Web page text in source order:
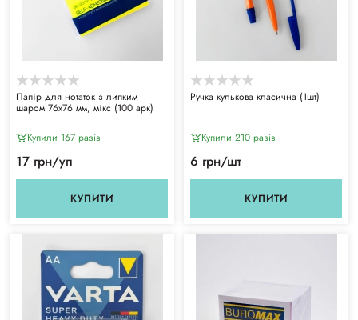
Папір для нотаток з липким
шаром 76х76 мм, мікс (100 арк)
Купили 167 разiв
17 грн/уп
КУПИТИ
Ручка кулькова класична (1шт)
Купили 210 разiв
6 грн/шт
КУПИТИ